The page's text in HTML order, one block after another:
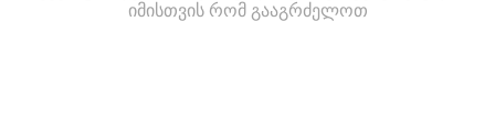
იმისთვის რომ გააგრძელოთ